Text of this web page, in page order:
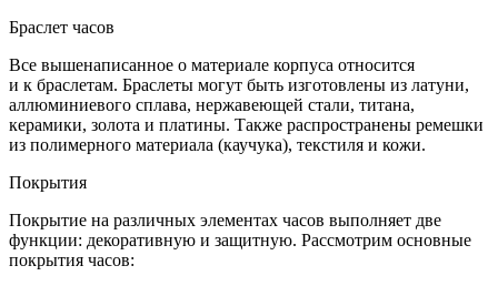
Браслет часов
Все вышенаписанное о материале корпуса относится
и к браслетам. Браслеты могут быть изготовлены из латуни,
аллюминиевого сплава, нержавеющей стали, титана,
керамики, золота и платины. Также распространены ремешки
из полимерного материала (каучука), текстиля и кожи.
Покрытия
Покрытие на различных элементах часов выполняет две
функции: декоративную и защитную. Рассмотрим основные
покрытия часов: